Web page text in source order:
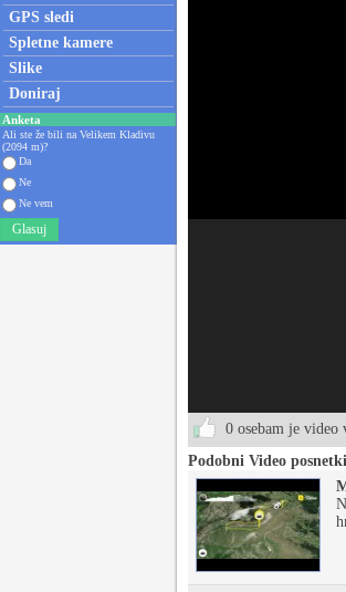
GPS sledi
Spletne kamere
Slike
Doniraj
Anketa
Ali ste že bili na Velikem Kladivu
(2094 m)?
Da
Ne
Ne vem
Glasuj
0 osebam je video
Podobni Video